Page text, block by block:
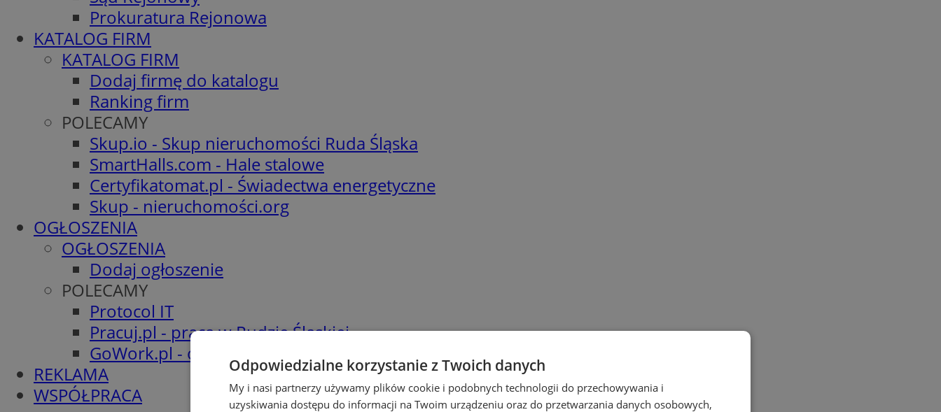
Prokuratura Rejonowa
KATALOG FIRM
KATALOG FIRM
Dodaj firmę do katalogu
Ranking firm
POLECAMY
Skup.io - Skup nieruchomości Ruda Śląska
SmartHalls.com - Hale stalowe
Certyfikatomat.pl - Świadectwa energetyczne
Skup - nieruchomości.org
OGŁOSZENIA
OGŁOSZENIA
Dodaj ogłoszenie
POLECAMY
Protocol IT
Pracuj.pl - praca w Rudzie Śląskiej
GoWork.pl - oferty pracy
REKLAMA
WSPÓŁPRACA
Odpowiedzialne korzystanie z Twoich danych
My i nasi partnerzy używamy plików cookie i podobnych technologii do przechowywania i
uzyskiwania dostępu do informacji na Twoim urządzeniu oraz do przetwarzania danych osobowych,